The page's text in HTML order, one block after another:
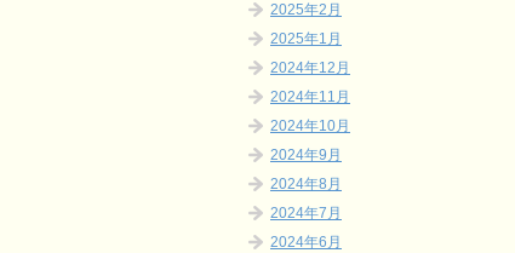
2025年2月
2025年1月
2024年12月
2024年11月
2024年10月
2024年9月
2024年8月
2024年7月
2024年6月